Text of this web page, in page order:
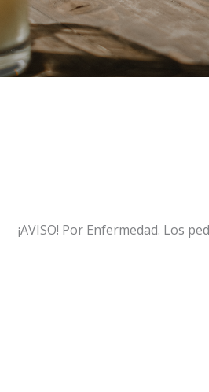
¡AVISO! Por Enfermedad. Los